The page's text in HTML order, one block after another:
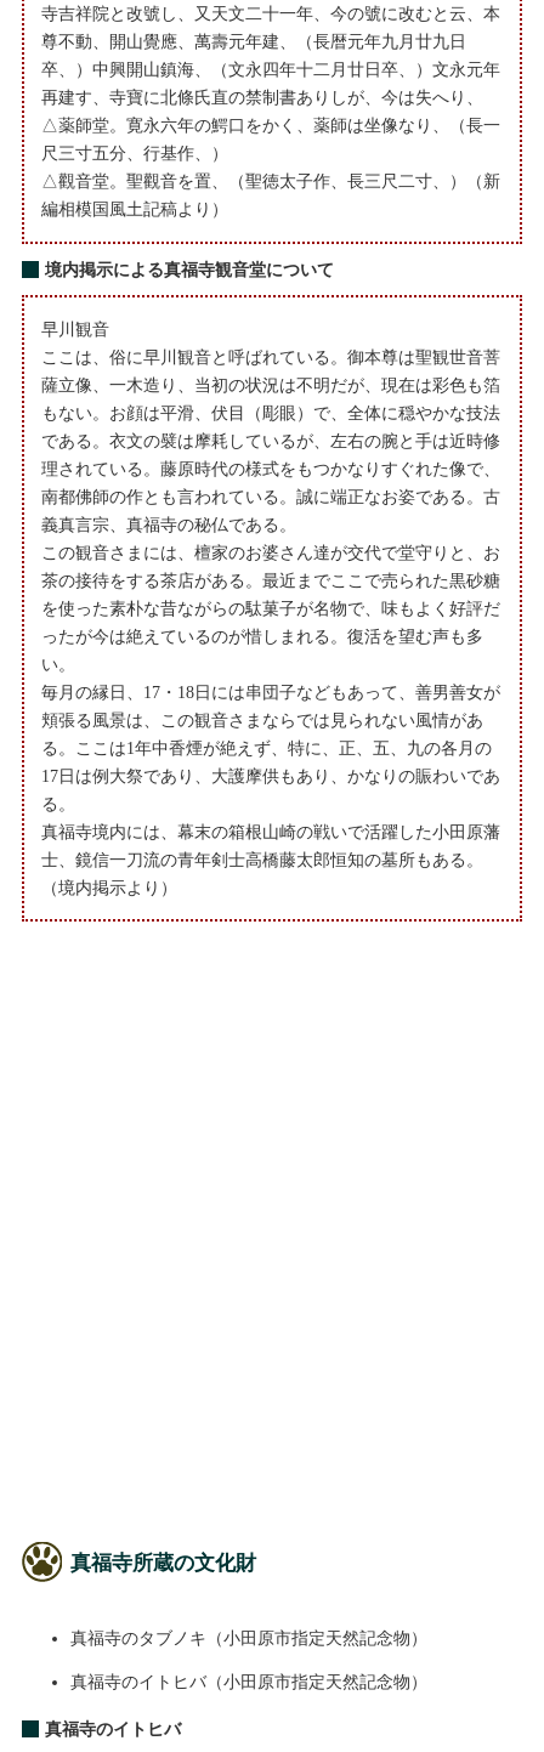
寺吉祥院と改號し、又天文二十一年、今の號に改むと云、本
尊不動、開山覺應、萬壽元年建、（長暦元年九月廿九日
卒、）中興開山鎮海、（文永四年十二月廿日卒、）文永元年
再建す、寺寶に北條氏直の禁制書ありしが、今は失へり、
△薬師堂。寛永六年の鰐口をかく、薬師は坐像なり、（長一
尺三寸五分、行基作、）
△觀音堂。聖觀音を置、（聖徳太子作、長三尺二寸、）（新
編相模国風土記稿より）
境内掲示による真福寺観音堂について
早川観音
ここは、俗に早川観音と呼ばれている。御本尊は聖観世音菩
薩立像、一木造り、当初の状況は不明だが、現在は彩色も箔
もない。お顔は平滑、伏目（彫眼）で、全体に穏やかな技法
である。衣文の襞は摩耗しているが、左右の腕と手は近時修
理されている。藤原時代の様式をもつかなりすぐれた像で、
南都佛師の作とも言われている。誠に端正なお姿である。古
義真言宗、真福寺の秘仏である。
この観音さまには、檀家のお婆さん達が交代で堂守りと、お
茶の接待をする茶店がある。最近までここで売られた黒砂糖
を使った素朴な昔ながらの駄菓子が名物で、味もよく好評だ
ったが今は絶えているのが惜しまれる。復活を望む声も多
い。
毎月の縁日、17・18日には串団子などもあって、善男善女が
頬張る風景は、この観音さまならでは見られない風情があ
る。ここは1年中香煙が絶えず、特に、正、五、九の各月の
17日は例大祭であり、大護摩供もあり、かなりの賑わいであ
る。
真福寺境内には、幕末の箱根山崎の戦いで活躍した小田原藩
士、鏡信一刀流の青年剣士高橋藤太郎恒知の墓所もある。
（境内掲示より）
真福寺所蔵の文化財
真福寺のタブノキ（小田原市指定天然記念物）
真福寺のイトヒバ（小田原市指定天然記念物）
真福寺のイトヒバ